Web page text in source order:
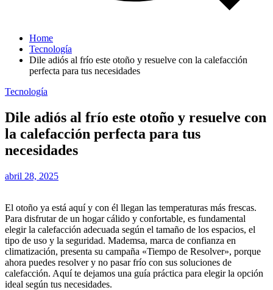
Home
Tecnología
Dile adiós al frío este otoño y resuelve con la calefacción
perfecta para tus necesidades
Tecnología
Dile adiós al frío este otoño y resuelve con
la calefacción perfecta para tus
necesidades
abril 28, 2025
El otoño ya está aquí y con él llegan las temperaturas más frescas.
Para disfrutar de un hogar cálido y confortable, es fundamental
elegir la calefacción adecuada según el tamaño de los espacios, el
tipo de uso y la seguridad. Mademsa, marca de confianza en
climatización, presenta su campaña «Tiempo de Resolver», porque
ahora puedes resolver y no pasar frío con sus soluciones de
calefacción. Aquí te dejamos una guía práctica para elegir la opción
ideal según tus necesidades.